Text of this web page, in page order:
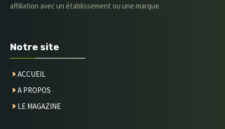
affiliation avec un établissement ou une marque.
Notre site
ACCUEIL
A PROPOS
LE MAGAZINE